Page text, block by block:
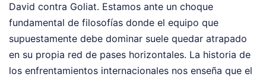
David contra Goliat. Estamos ante un choque
fundamental de filosofías donde el equipo que
supuestamente debe dominar suele quedar atrapado
en su propia red de pases horizontales. La historia de
los enfrentamientos internacionales nos enseña que el